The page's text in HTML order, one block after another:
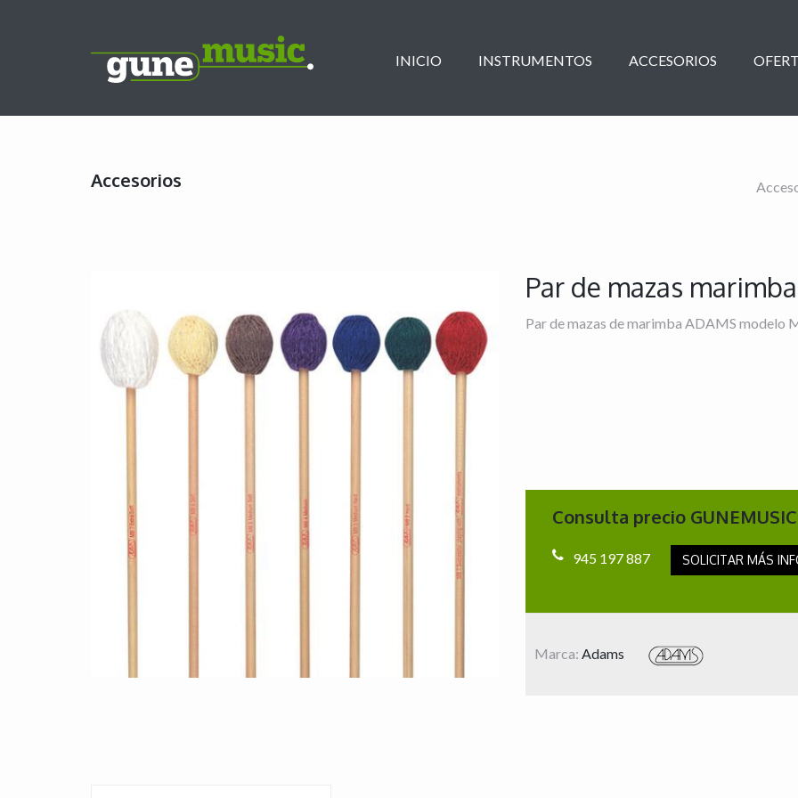
INICIO INSTRUMENTOS ACCESORIOS
Accesorios
Par de mazas
Par de mazas de marimba ADAMS modelo
Consulta precio GUNEMUSIC
945 197 887 SOLICITAR MÁS
Marca: Adams